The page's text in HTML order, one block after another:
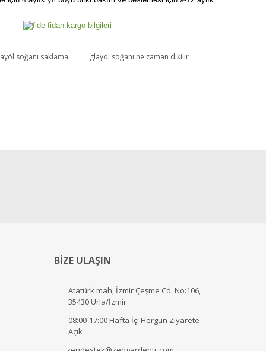
soğanı saklama glayöl soğanı ne zaman dikilir
BİZE ULAŞIN
Atatürk mah, İzmir Çeşme Cd. No:106,
35430 Urla/İzmir
08:00-17:00 Hafta İçi Hergün Ziyarete
Açık